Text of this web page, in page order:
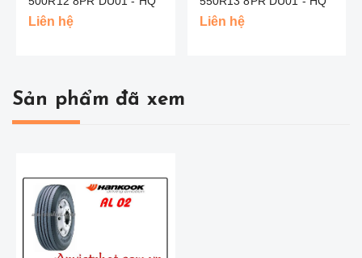
Liên hệ Liên hệ
Sản phẩm đã xem